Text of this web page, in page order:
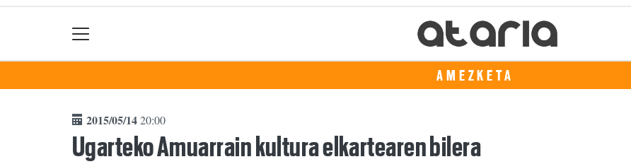
AMEZKETA
2015/05/1420:00
Ugarteko Amuarrain kultura elkartearen bilera